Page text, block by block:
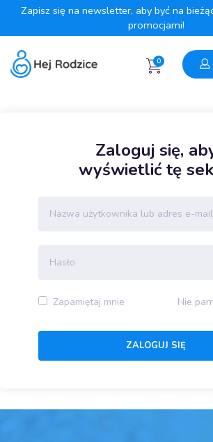
Zapisz się na newsletter, aby być na
promocjami!
0
Zaloguj się,
wyświetlić tę
Zapamiętaj mnie Nie